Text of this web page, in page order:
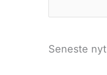
Seneste nyt